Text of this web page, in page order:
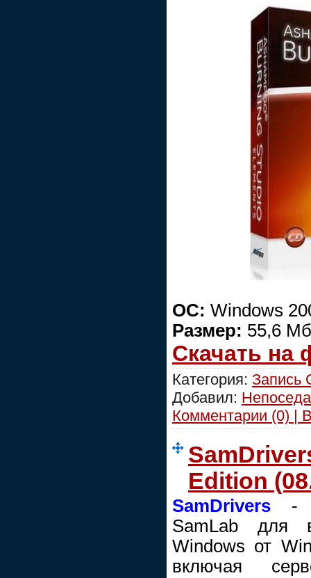
ОС: Windows
Размер: 55,6
Скачать на
Категория: Запись
Добавил: Непоседа
Комментарии (0) |
Edition
SamDrivers -
SamLab для
Windows от
включая